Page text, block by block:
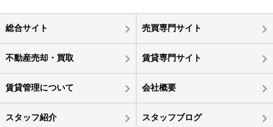
総合サイト 売買専門サイト
不動産売却・買取 賃貸専門サイト
賃貸管理について 会社概要
スタッフ紹介 スタッフブログ